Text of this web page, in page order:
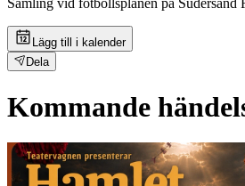
Lägg till i kalender
Dela
Kommande